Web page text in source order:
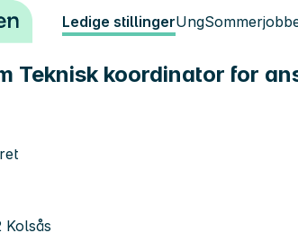
Ledige stillingerUng
Teknisk koordinator for
Kolsås